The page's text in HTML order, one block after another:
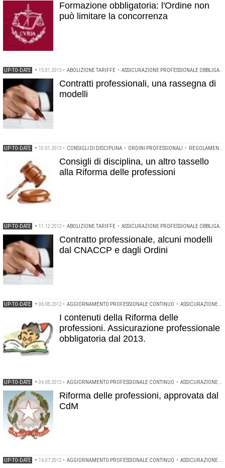
Formazione obbligatoria: l'Ordine non
può limitare la concorrenza
UP-TO-DATE • 15.01.2013 • ABOLIZIONE TARIFFE • ASSICURAZIONE PROFESSIONALE OBBLIGATORIA
Contratti professionali, una rassegna di
modelli
UP-TO-DATE • 10.01.2013 • CONSIGLI DI DISCIPLINA • ORDINI PROFESSIONALI • REGOLAMENTO DI DISCIPLINA
Consigli di disciplina, un altro tassello
alla Riforma delle professioni
UP-TO-DATE • 11.12.2012 • ABOLIZIONE TARIFFE • ASSICURAZIONE PROFESSIONALE OBBLIGATORIA
Contratto professionale, alcuni modelli
dal CNACCP e dagli Ordini
UP-TO-DATE • 06.08.2012 • AGGIORNAMENTO PROFESSIONALE CONTINUO • ASSICURAZIONE PROFESSIONALE OBBLIGATORIA
I contenuti della Riforma delle
professioni. Assicurazione professionale
obbligatoria dal 2013.
UP-TO-DATE • 06.08.2012 • AGGIORNAMENTO PROFESSIONALE CONTINUO • ASSICURAZIONE PROFESSIONALE OBBLIGATORIA
Riforma delle professioni, approvata dal
CdM
UP-TO-DATE • 16.07.2012 • AGGIORNAMENTO PROFESSIONALE CONTINUO • ASSICURAZIONE PROFESSIONALE OBBLIGATORIA